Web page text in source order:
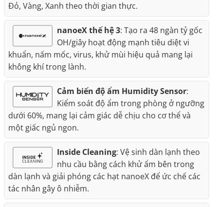
Đỏ, Vàng, Xanh theo thời gian thực.
nanoeX thế hệ 3: Tạo ra 48 ngàn tỷ gốc
OH/giây hoạt động mạnh tiêu diệt vi
khuẩn, nấm mốc, virus, khử mùi hiệu quả mang lại
không khí trong lành.
Cảm biến độ ẩm Humidity Sensor:
Kiểm soát độ ẩm trong phòng ở ngưỡng
dưới 60%, mang lại cảm giác dễ chịu cho cơ thể và
một giấc ngủ ngon.
Inside Cleaning: Vệ sinh dàn lạnh theo
nhu cầu bằng cách khử ẩm bên trong
dàn lạnh và giải phóng các hạt nanoeX để ức chế các
tác nhân gây ô nhiễm.